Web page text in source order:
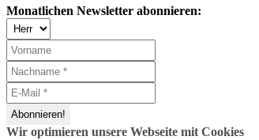
Monatlichen Newsletter abonnieren:
Wir optimieren unsere Webseite mit Cookies